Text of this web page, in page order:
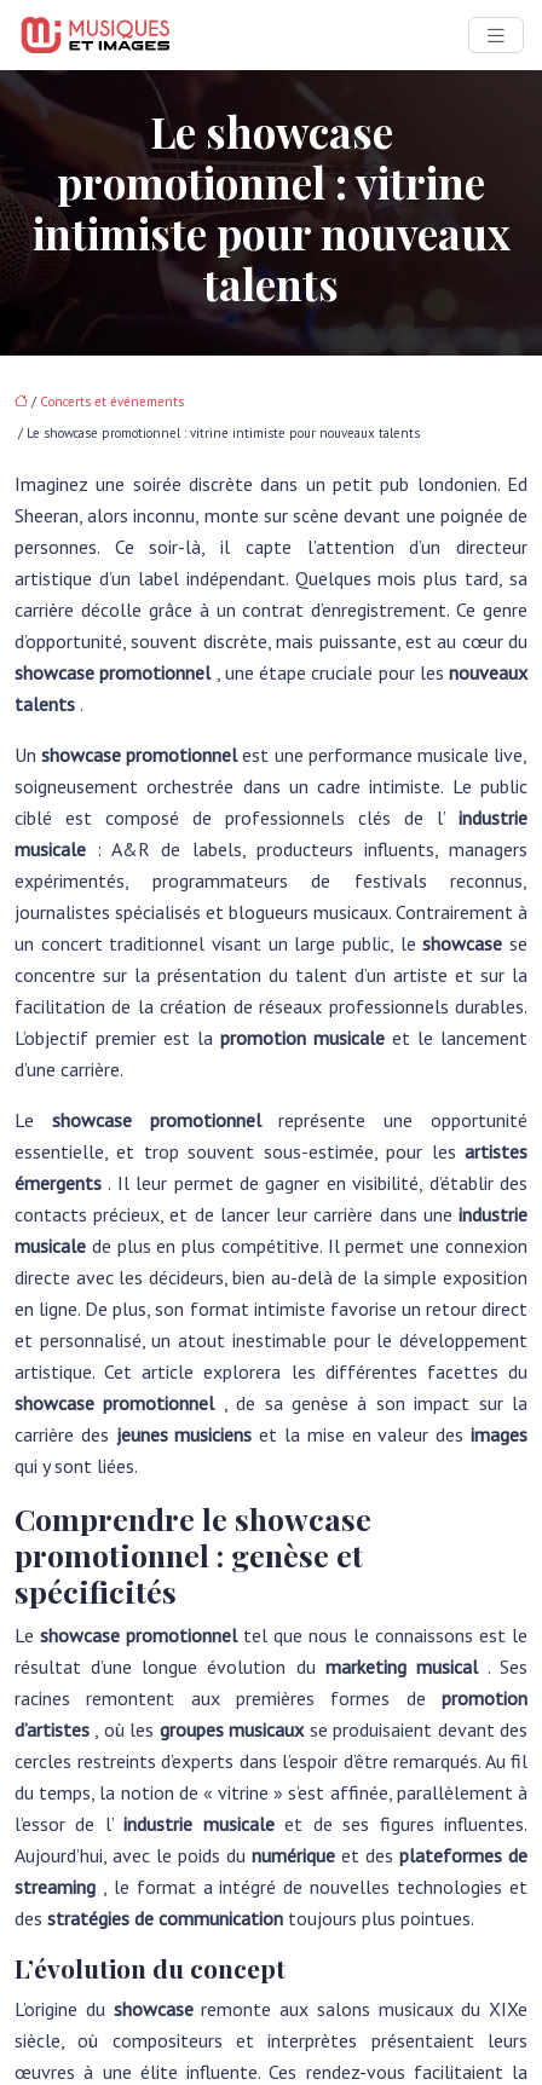
Le showcase
promotionnel : vitrine
intimiste pour nouveaux
talents
/ Concerts et événements
/ Le showcase promotionnel : vitrine intimiste pour nouveaux talents
Imaginez une soirée discrète dans un petit pub londonien. Ed
Sheeran, alors inconnu, monte sur scène devant une poignée de
personnes. Ce soir-là, il capte l’attention d’un directeur
artistique d’un label indépendant. Quelques mois plus tard, sa
carrière décolle grâce à un contrat d’enregistrement. Ce genre
d’opportunité, souvent discrète, mais puissante, est au cœur du
showcase promotionnel , une étape cruciale pour les nouveaux
talents .
Unshowcase promotionnelest une performance musicale live,
soigneusement orchestrée dans un cadre intimiste. Le public
ciblé est composé de professionnels clés de l’ industrie
musicale : A&R de labels, producteurs influents, managers
expérimentés, programmateurs de festivals reconnus,
journalistes spécialisés et blogueurs musicaux. Contrairement à
un concert traditionnel visant un large public, leshowcasese
concentre sur la présentation du talent d’un artiste et sur la
facilitation de la création de réseaux professionnels durables.
L’objectif premier est la promotion musicale et le lancement
d’une carrière.
Le showcase promotionnelreprésente une opportunité
essentielle, et trop souvent sous-estimée, pour les artistes
émergents. Il leur permet de gagner en visibilité, d’établir des
contacts précieux, et de lancer leur carrière dans une industrie
musicale de plus en plus compétitive. Il permet une connexion
directe avec les décideurs, bien au-delà de la simple exposition
en ligne. De plus, son format intimiste favorise un retour direct
et personnalisé, un atout inestimable pour le développement
artistique. Cet article explorera les différentes facettes du
showcase promotionnel , de sa genèse à son impact sur la
carrière des jeunes musicienset la mise en valeur desimages
qui y sont liées.
Comprendre le showcase
promotionnel : genèse et
spécificités
Le showcase promotionnel tel que nous le connaissons est le
résultat d’une longue évolution du marketing musical . Ses
racines remontent aux premières formes de promotion
d’artistes , où les groupes musicaux se produisaient devant des
cercles restreints d’experts dans l’espoir d’être remarqués. Au fil
du temps, la notion de « vitrine » s’est affinée, parallèlement à
l’essor de l’industrie musicaleet de ses figures influentes.
Aujourd’hui, avec le poids du numérique et des plateformes de
streaming , le format a intégré de nouvelles technologies et
des stratégies de communication toujours plus pointues.
L’évolution du concept
L’origine du showcaseremonte aux salons musicaux du XIXe
siècle, où compositeurs et interprètes présentaient leurs
œuvres à une élite influente. Ces rendez-vous facilitaient la